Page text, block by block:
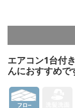
エアコン1台付
んにおすすめで